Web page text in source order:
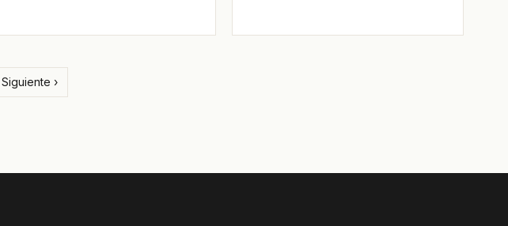
Siguiente ›